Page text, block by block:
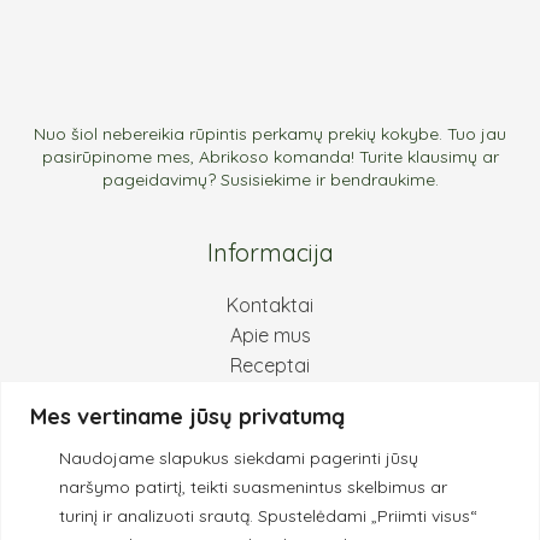
Mes vertiname jūsų privatumą
Naudojame slapukus siekdami pagerinti jūsų
naršymo patirtį, teikti suasmenintus skelbimus ar
turinį ir analizuoti srautą. Spustelėdami „Priimti visus“
Nuo šiol nebereikia rūpintis perkamų prekių kokybe. Tuo jau
pasirūpinome mes, Abrikoso komanda! Turite klausimų ar
pageidavimų? Susisiekime ir bendraukime.
Informacija
Kontaktai
Apie mus
Receptai
Privatumo politika
Kokybės principai